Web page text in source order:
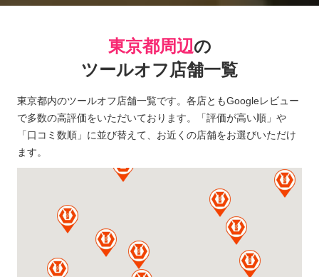
東京都周辺の
ツールオフ店舗一覧
東京都内のツールオフ店舗一覧です。各店ともGoogleレビュー
で多数の高評価をいただいております。「評価が高い順」や
「口コミ数順」に並び替えて、お近くの店舗をお選びいただけ
ます。